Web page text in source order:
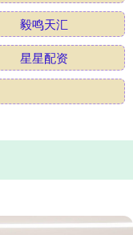
毅鸣天汇
星星配资